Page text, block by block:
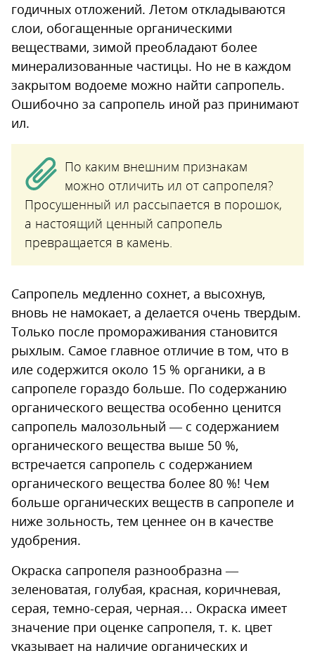
годичных отложений. Летом откладываются
слои, обогащенные органическими
веществами, зимой преобладают более
минерализованные частицы. Но не в каждом
закрытом водоеме можно найти сапропель.
Ошибочно за сапропель иной раз принимают
ил.
По каким внешним признакам
можно отличить ил от сапропеля?
Просушенный ил рассыпается в порошок,
а настоящий ценный сапропель
превращается в камень.
Сапропель медленно сохнет, а высохнув,
вновь не намокает, а делается очень твердым.
Только после промораживания становится
рыхлым. Самое главное отличие в том, что в
иле содержится около 15 % органики, а в
сапропеле гораздо больше. По содержанию
органического вещества особенно ценится
сапропель малозольный — с содержанием
органического вещества выше 50 %,
встречается сапропель с содержанием
органического вещества более 80 %! Чем
больше органических веществ в сапропеле и
ниже зольность, тем ценнее он в качестве
удобрения.
Окраска сапропеля разнообразна —
зеленоватая, голубая, красная, коричневая,
серая, темно-серая, черная… Окраска имеет
значение при оценке сапропеля, т. к. цвет
указывает на наличие органических и